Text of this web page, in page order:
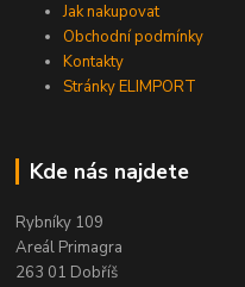
Jak nakupovat
Obchodní podmínky
Kontakty
Stránky ELIMPORT
Kde nás najdete
Rybníky 109
Areál Primagra
263 01 Dobříš